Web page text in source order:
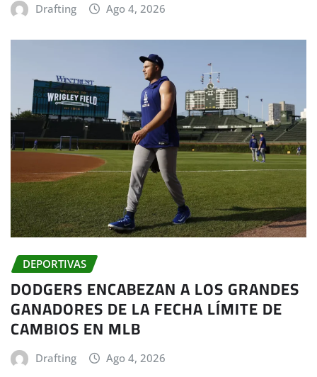
Drafting Ago 4, 2026
DEPORTIVAS
DODGERS ENCABEZAN A LOS GRANDES
GANADORES DE LA FECHA LÍMITE DE
CAMBIOS EN MLB
Drafting Ago 4, 2026